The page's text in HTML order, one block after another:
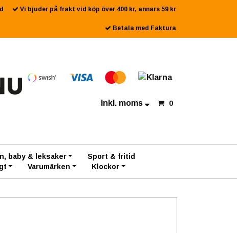
Vi bjuder på frakt vid köp över 400 kr, annars 59 kr
Betala med Faktura
Inkl. moms 0
baby & leksaker
Sport & fritid
Varumärken Klockor